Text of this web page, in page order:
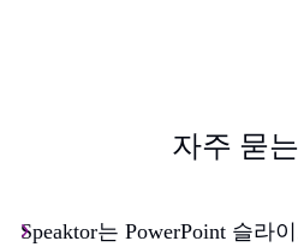
자주 묻
Speaktor는 PowerPoint 슬라